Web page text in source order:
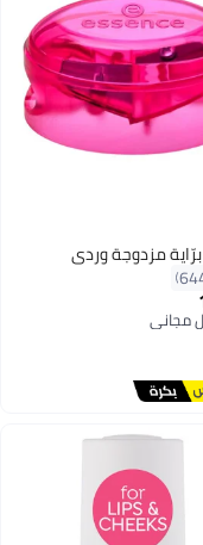
مزدوجة وردي
مجاني
مجاني